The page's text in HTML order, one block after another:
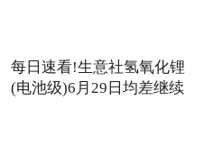
每日速看!生意社氢氧化锂
(电池级)6月29日均差继续